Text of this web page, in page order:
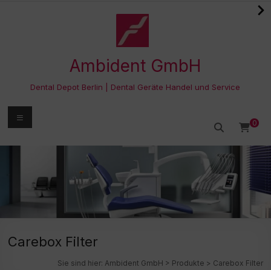
Ambident GmbH
Dental Depot Berlin | Dental Geräte Handel und Service
0
Menü
Carebox Filter
Sie sind hier: Ambident GmbH > Produkte > Carebox Filter